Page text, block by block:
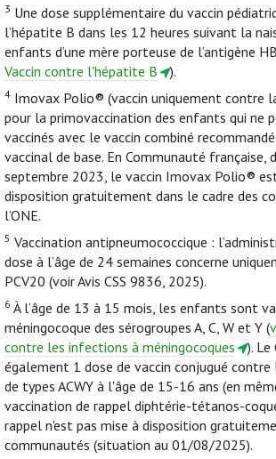
3 Une dose supplémentaire du vaccin
l’hépatite B dans les 12 heures suivant la
enfants d’une mère porteuse de l’antigène
Vaccin contre l'hépatite B
).
4 Imovax Polio® (vaccin uniquement contre
pour la primovaccination des enfants qui ne
vaccinés avec le vaccin combiné
vaccinal de base. En Communauté française,
septembre 2023, le vaccin Imovax Polio®
disposition gratuitement dans le cadre des
l’ONE.
5 Vaccination antipneumococcique :
dose à l’âge de 24 semaines concerne
PCV20 (voir Avis CSS 9836, 2025).
6 À l’âge de 13 à 15 mois, les enfants sont
méningocoque des sérogroupes A, C, W et Y (
contre les infections à méningocoques
). Le
également 1 dose de vaccin conjugué contre
de types ACWY à l'âge de 15-16 ans (en
vaccination de rappel diphtérie-tétanos-
rappel n'est pas mise à disposition
communautés (situation au 01/08/2025).